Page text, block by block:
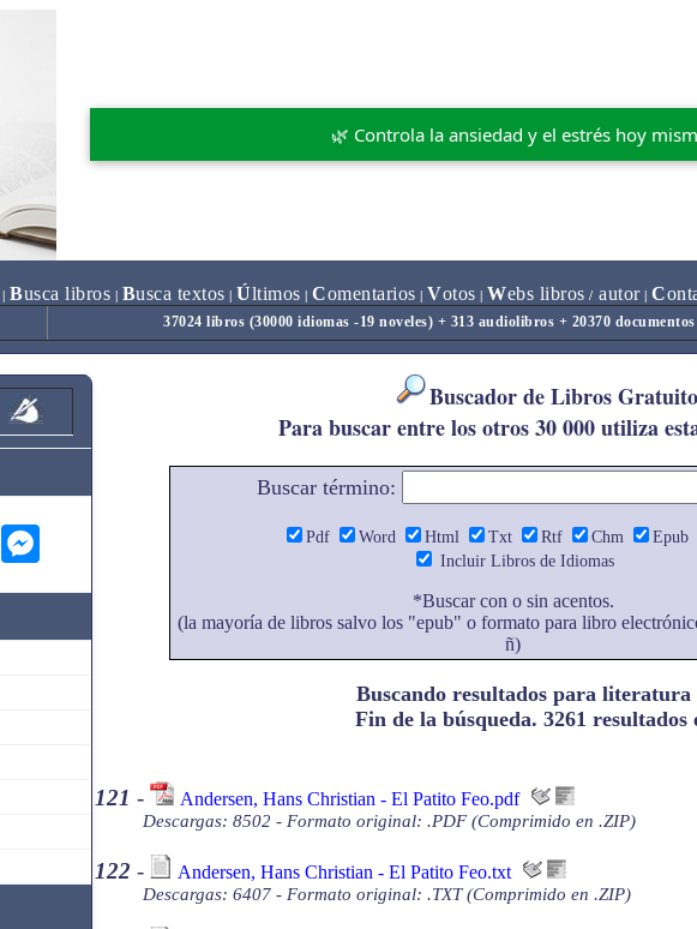
🌿 Controla la ansiedad y el estrés hoy
Busca libros Busca textos Últimos |Comentarios Votos Webs libros / autor|C
37024 libros (30000 idiomas -19 noveles) + 313 audiolibros + 20370 documentos
WhatsApp
Buscador de Libros
Para buscar entre los otros 30 000 utiliza
Buscar término:
Pdf Word Html Txt Rtf Chm
Epub
Incluir Libros de Idiomas
*Buscar con o sin acentos.
(la mayoría de libros salvo los "epub" o formato para libro
ñ)
Buscando resultados para
Fin de la búsqueda. 3261 resultados
121 - Andersen, Hans Christian - El Patito Feo.pdf
Descargas: 8502 - Formato original: .PDF (Comprimido en .ZIP)
122 - Andersen, Hans Christian - El Patito Feo.txt
Descargas: 6407 - Formato original: .TXT (Comprimido en .ZIP)